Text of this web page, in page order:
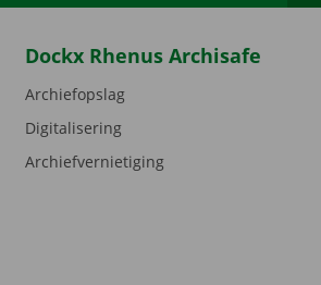
Dockx Rhenus Archisafe
Archiefopslag
Digitalisering
Archiefvernietiging